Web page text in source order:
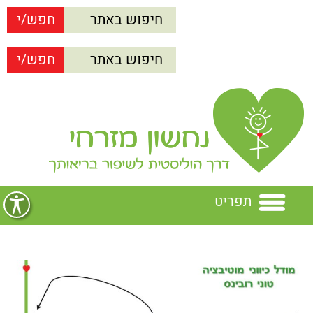
תפריט
נחשון מזרחי